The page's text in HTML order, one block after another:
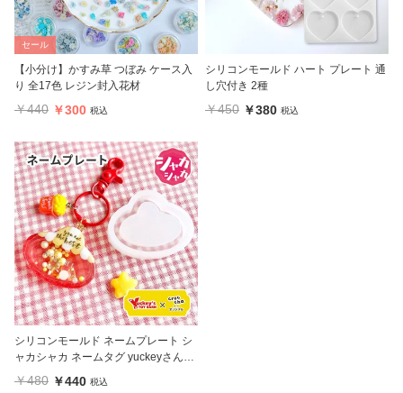
セール
【小分け】かすみ草 つぼみ ケース入
り 全17色 レジン封入花材
￥440 ￥300 税込
シリコンモールド ハート プレート 通
し穴付き 2種
￥450 ￥380 税込
シリコンモールド ネームプレート シ
ャカシャカ ネームタグ yuckeyさん監
修 crocchaオリジナル
￥480 ￥440 税込